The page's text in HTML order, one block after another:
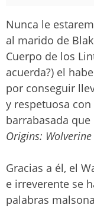
Nunca le
al marido de
Cuerpo de los
acuerda?) el
por conseguir
y respetuosa
barrabasada
Origins: Wolverine
Gracias a él, el
e irreverente se
palabras